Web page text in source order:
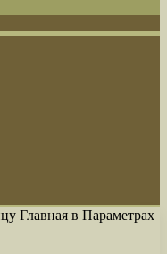
Главная в Параметрах